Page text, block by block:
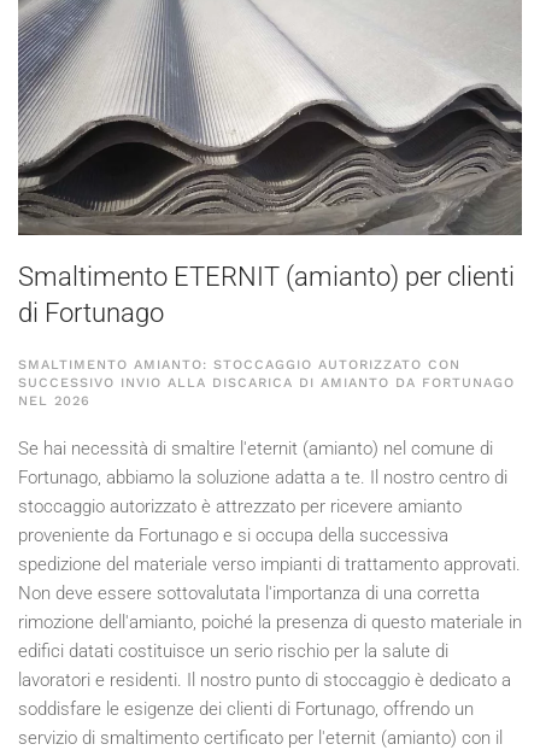
Smaltimento ETERNIT (amianto) per clienti
di Fortunago
SMALTIMENTO AMIANTO: STOCCAGGIO AUTORIZZATO CON
SUCCESSIVO INVIO ALLA DISCARICA DI AMIANTO DA FORTUNAGO
NEL 2026
Se hai necessità di smaltire l'eternit (amianto) nel comune di
Fortunago, abbiamo la soluzione adatta a te. Il nostro centro di
stoccaggio autorizzato è attrezzato per ricevere amianto
proveniente da Fortunago e si occupa della successiva
spedizione del materiale verso impianti di trattamento approvati.
Non deve essere sottovalutata l'importanza di una corretta
rimozione dell'amianto, poiché la presenza di questo materiale in
edifici datati costituisce un serio rischio per la salute di
lavoratori e residenti. Il nostro punto di stoccaggio è dedicato a
soddisfare le esigenze dei clienti di Fortunago, offrendo un
servizio di smaltimento certificato per l'eternit (amianto) con il